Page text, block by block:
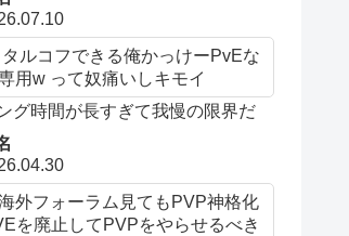
ルコフできる俺かっけーPvEな
用w って奴痛いしキモイ
グ時間が長すぎて我慢の限界だ
外フォーラム見てもPVP神格化
を廃止してPVPをやらせるべき